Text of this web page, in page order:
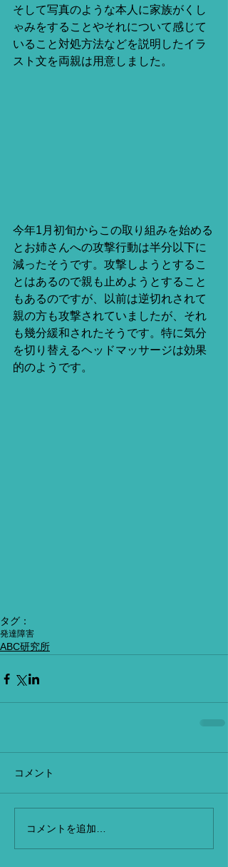
そして写真のような本人に家族がくし
ゃみをすることやそれについて感じて
いること対処方法などを説明したイラ
スト文を両親は用意しました。
今年1月初旬からこの取り組みを始める
とお姉さんへの攻撃行動は半分以下に
減ったそうです。攻撃しようとするこ
とはあるので親も止めようとすること
もあるのですが、以前は逆切れされて
親の方も攻撃されていましたが、それ
も幾分緩和されたそうです。特に気分
を切り替えるヘッドマッサージは効果
的のようです。
タグ：
発達障害
ABC研究所
コメント
コメントを追加…